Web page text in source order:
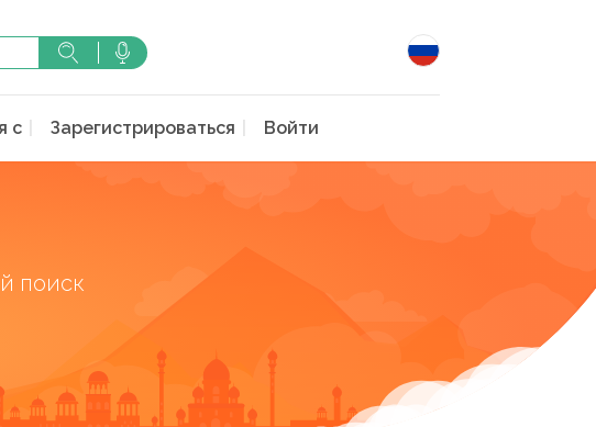
с Зарегистрироваться Войти
поиск